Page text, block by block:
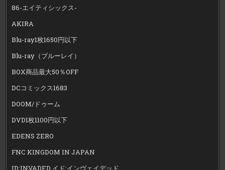
86-エイティシックス-
AKIRA
Blu-ray1枚1650円以下
Blu-ray（ブルーレイ）
BOX商品最大50％OFF
DCコミックス1683
DOOM/ドゥーム
DVD1枚1100円以下
EDENS ZERO
FNC KINGDOM IN JAPAN
ID:INVADED イド:インヴェイデッド